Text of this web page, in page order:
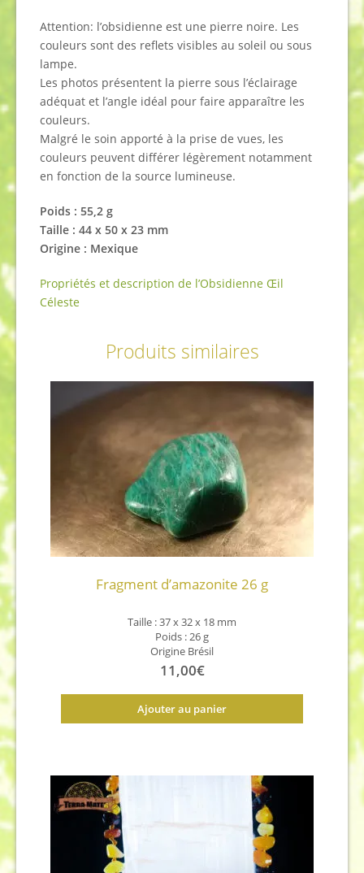
Attention: l’obsidienne est une pierre noire. Les
couleurs sont des reflets visibles au soleil ou sous
lampe.
Les photos présentent la pierre sous l’éclairage
adéquat et l’angle idéal pour faire apparaître les
couleurs.
Malgré le soin apporté à la prise de vues, les
couleurs peuvent différer légèrement notamment
en fonction de la source lumineuse.
Poids : 55,2 g
Taille : 44 x 50 x 23 mm
Origine : Mexique
Propriétés et description de l’Obsidienne Œil
Céleste
Produits similaires
Fragment d’amazonite 26 g
Taille : 37 x 32 x 18 mm
Poids : 26 g
Origine Brésil
11,00€
Ajouter au panier